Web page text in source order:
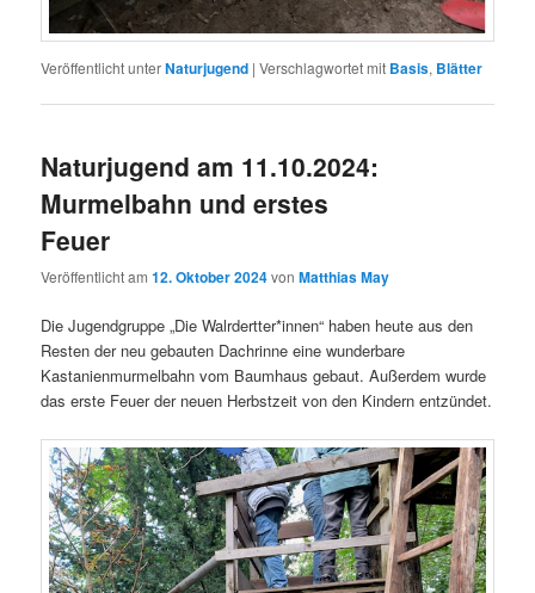
Veröffentlicht unterNaturjugend |Verschlagwortet mit Basis, Blätter
Naturjugend am 11.10.2024:
Murmelbahn und erstes
Feuer
Veröffentlicht am12. Oktober 2024vonMatthias May
Die Jugendgruppe „Die Walrdertter*innen“ haben heute aus den
Resten der neu gebauten Dachrinne eine wunderbare
Kastanienmurmelbahn vom Baumhaus gebaut. Außerdem wurde
das erste Feuer der neuen Herbstzeit von den Kindern entzündet.